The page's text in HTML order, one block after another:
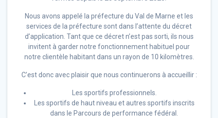
Nous avons appelé la préfecture du Val de Marne et les
services de la préfecture sont dans l’attente du décret
d’application. Tant que ce décret n’est pas sorti, ils nous
invitent à garder notre fonctionnement habituel pour
notre clientèle habitant dans un rayon de 10 kilomètres.
C’est donc avec plaisir que nous continuerons à accueillir :
Les sportifs professionnels.
Les sportifs de haut niveau et autres sportifs inscrits
dans le Parcours de performance fédéral.